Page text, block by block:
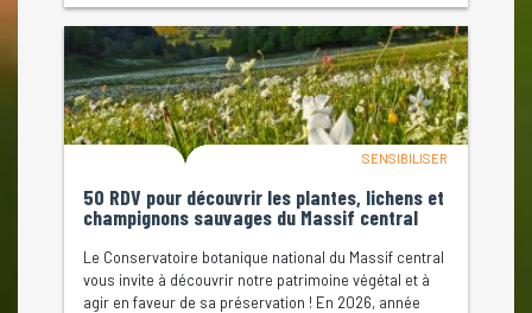
SENSIBILISER
50 RDV pour découvrir les plantes, lichens et
champignons sauvages du Massif central
Le Conservatoire botanique national du Massif central
vous invite à découvrir notre patrimoine végétal et à
agir en faveur de sa préservation ! En 2026, année